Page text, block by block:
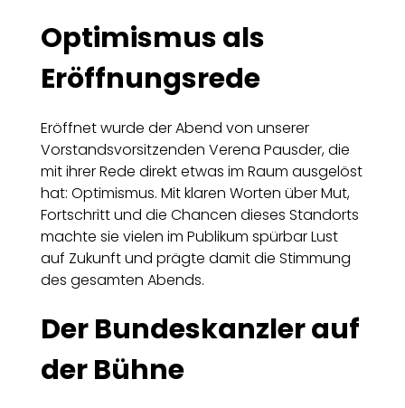
Optimismus als
Eröffnungsrede
Eröffnet wurde der Abend von unserer
Vorstandsvorsitzenden Verena Pausder, die
mit ihrer Rede direkt etwas im Raum ausgelöst
hat: Optimismus. Mit klaren Worten über Mut,
Fortschritt und die Chancen dieses Standorts
machte sie vielen im Publikum spürbar Lust
auf Zukunft und prägte damit die Stimmung
des gesamten Abends.
Der Bundeskanzler auf
der Bühne